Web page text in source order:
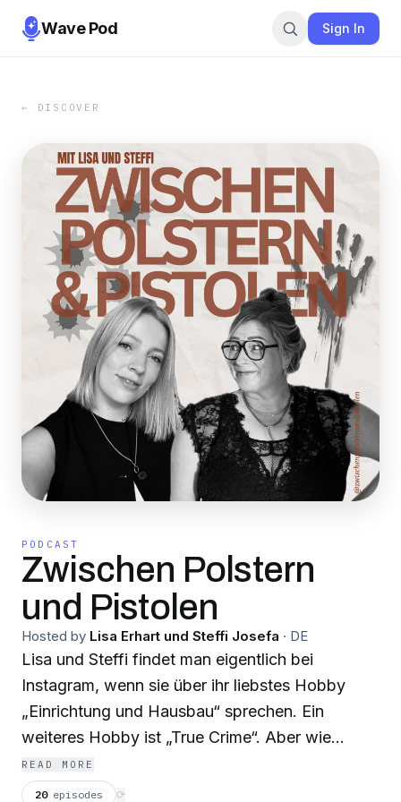
Wave Pod Sign In
← DISCOVER
PODCAST
Zwischen Polstern
und Pistolen
Hosted by Lisa Erhart und Steffi Josefa · DE
Lisa und Steffi findet man eigentlich bei
Instagram, wenn sie über ihr liebstes Hobby
„Einrichtung und Hausbau“ sprechen. Ein
weiteres Hobby ist „True Crime“. Aber wie
passen echte Kriminalfälle und Einrichtungstipps
zusammen? Lisa und Steffi geben Interior-Tipps
READ MORE
20 episodes ⟳